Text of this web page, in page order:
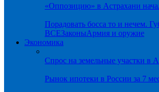
«Оппозицию» в Астрахани
Порадовать босса то и нечем.
ВСЕЗаконыАрмия и оружие
Экономика
Спрос на земельные участки в
Рынок ипотеки в России за 7